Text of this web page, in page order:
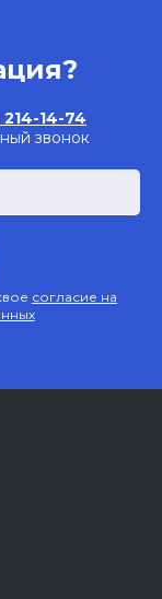
214-14-74
звонок
согласие на